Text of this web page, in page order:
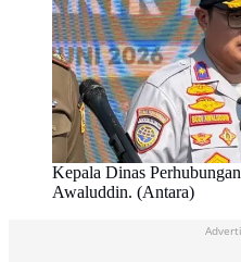
Kepala Dinas
Awaluddin. (Antara)